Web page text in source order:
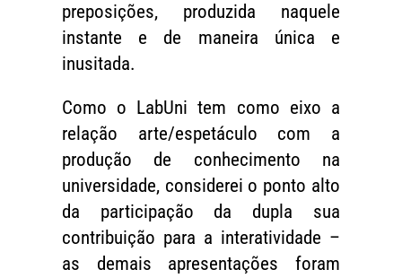
preposições, produzida naquele
instante e de maneira única e
inusitada.
Como o LabUni tem como eixo a
relação arte/espetáculo com a
produção de conhecimento na
universidade, considerei o ponto alto
da participação da dupla sua
contribuição para a interatividade –
as demais apresentações foram